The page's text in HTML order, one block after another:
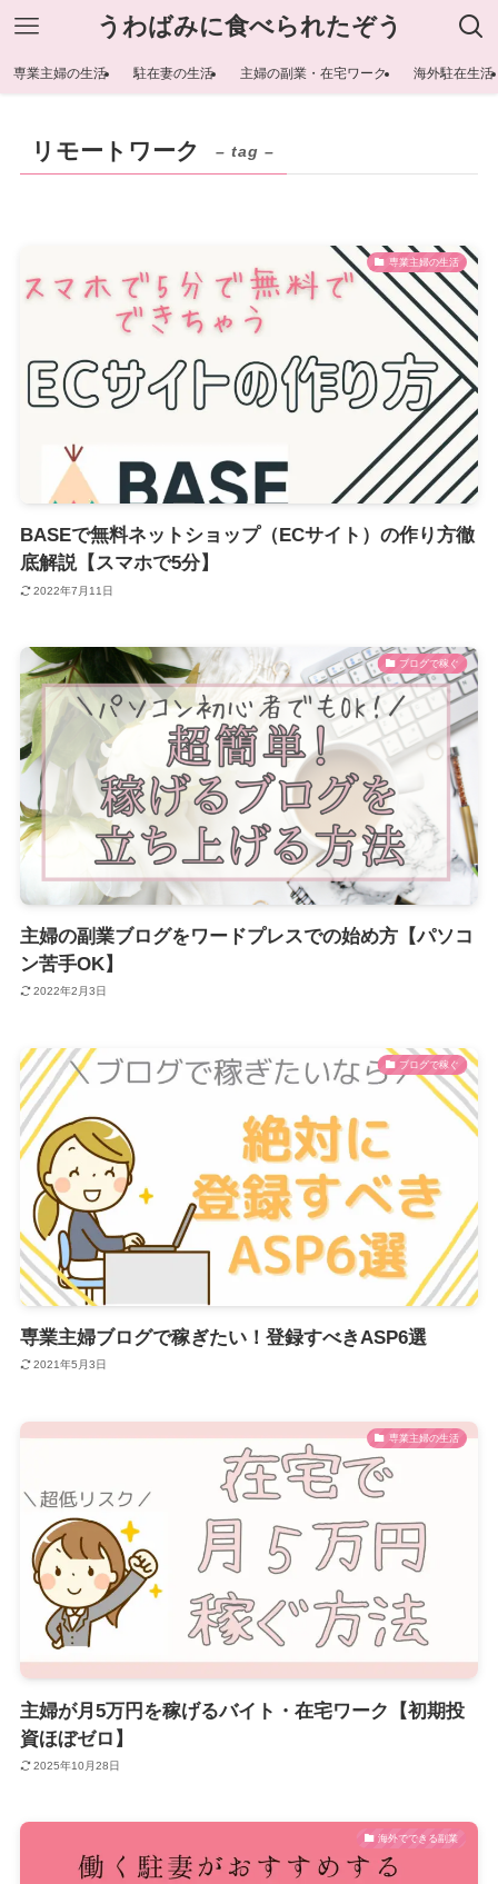
うわばみに食べられたぞう
専業主婦の生活 駐在妻の生活 主婦の副業・在宅ワーク 海外駐在生活
リモートワーク – tag –
専業主婦の生活
BASEで無料ネットショップ（ECサイト）の作り方徹
底解説【スマホで5分】
2022年7月11日
ブログで稼ぐ
主婦の副業ブログをワードプレスでの始め方【パソコ
ン苦手OK】
2022年2月3日
ブログで稼ぐ
専業主婦ブログで稼ぎたい！登録すべきASP6選
2021年5月3日
専業主婦の生活
主婦が月5万円を稼げるバイト・在宅ワーク【初期投
資ほぼゼロ】
2025年10月28日
海外でできる副業